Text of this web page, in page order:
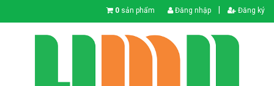
0 sản phẩm Đăng nhập Đăng ký